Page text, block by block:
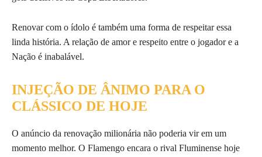
Renovar com o ídolo é também uma forma de respeitar essa
linda história. A relação de amor e respeito entre o jogador e a
Nação é inabalável.
INJEÇÃO DE ÂNIMO PARA O
CLÁSSICO DE HOJE
O anúncio da renovação milionária não poderia vir em um
momento melhor. O Flamengo encara o rival Fluminense hoje